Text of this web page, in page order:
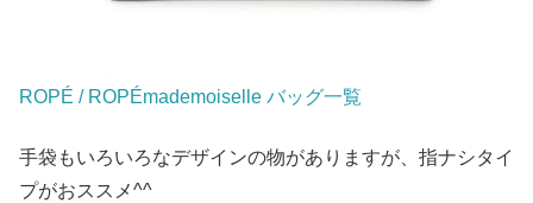
ROPÉ / ROPÉmademoiselle バッグ一覧
手袋もいろいろなデザインの物がありますが、指ナシタイ
プがおススメ^^